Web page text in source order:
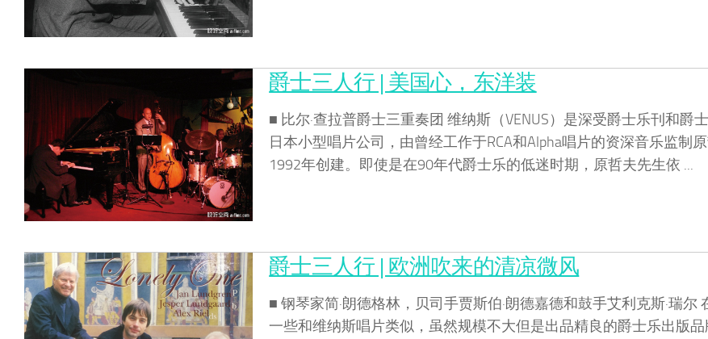
爵士三人行 | 美国心，东洋装
■ 比尔·查拉普爵士三重奏团 维纳斯（VENUS）是深受爵士乐刊和爵
日本小型唱片公司，由曾经工作于RCA和Alpha唱片的资深音乐监制
1992年创建。即使是在90年代爵士乐的低迷时期，原哲夫先生依 ...
爵士三人行 | 欧洲吹来的清凉微风
■ 钢琴家简·朗德格林，贝司手贾斯伯·朗德嘉德和鼓手艾利克斯·瑞尔
一些和维纳斯唱片类似，虽然规模不大但是出品精良的爵士乐出版